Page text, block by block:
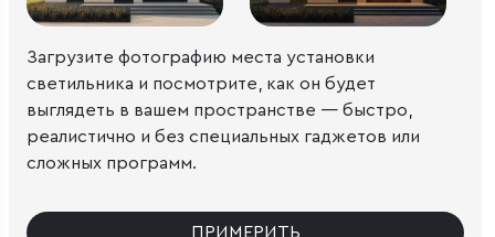
Загрузите фотографию места установки
светильника и посмотрите, как он будет
выглядеть в вашем пространстве — быстро,
реалистично и без специальных гаджетов или
сложных программ.
ПРИМЕРИТЬ